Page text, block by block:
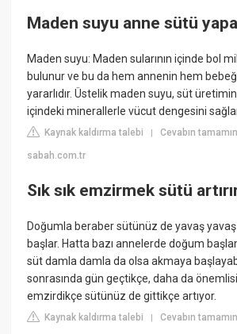
Maden suyu anne sütü
Maden suyu: Maden sularının içinde bol
bulunur ve bu da hem annenin hem
yararlıdır. Üstelik maden suyu, süt
içindeki minerallerle vücut dengesini
Kaynak kaldırma talebi |Cevabın
sabah.com.tr
Sık sık emzirmek sütü
Doğumla beraber sütünüz de yavaş
başlar. Hatta bazı annelerde doğum
süt damla damla da olsa akmaya
sonrasında gün geçtikçe, daha da
emzirdikçe sütünüz de gittikçe artıyor.
Kaynak kaldırma talebi |Cevabın